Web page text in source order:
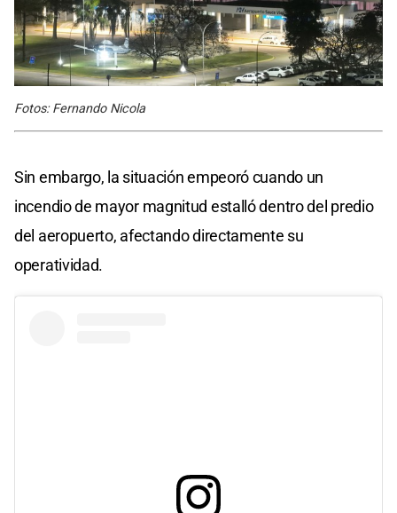
Fotos: Fernando Nicola
Sin embargo, la situación empeoró cuando un
incendio de mayor magnitud estalló dentro del predio
del aeropuerto, afectando directamente su
operatividad.